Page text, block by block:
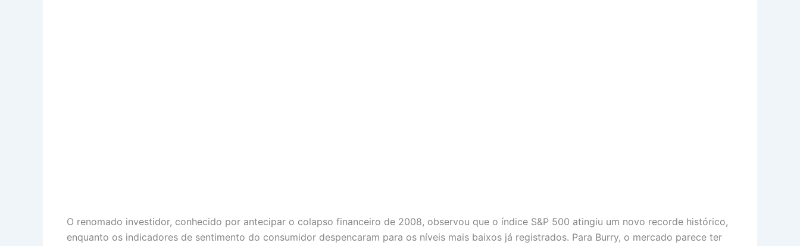
O renomado investidor, conhecido por antecipar o colapso financeiro de 2008, observou que o índice S&P 500 atingiu um novo recorde histórico,
enquanto os indicadores de sentimento do consumidor despencaram para os níveis mais baixos já registrados. Para Burry, o mercado parece ter